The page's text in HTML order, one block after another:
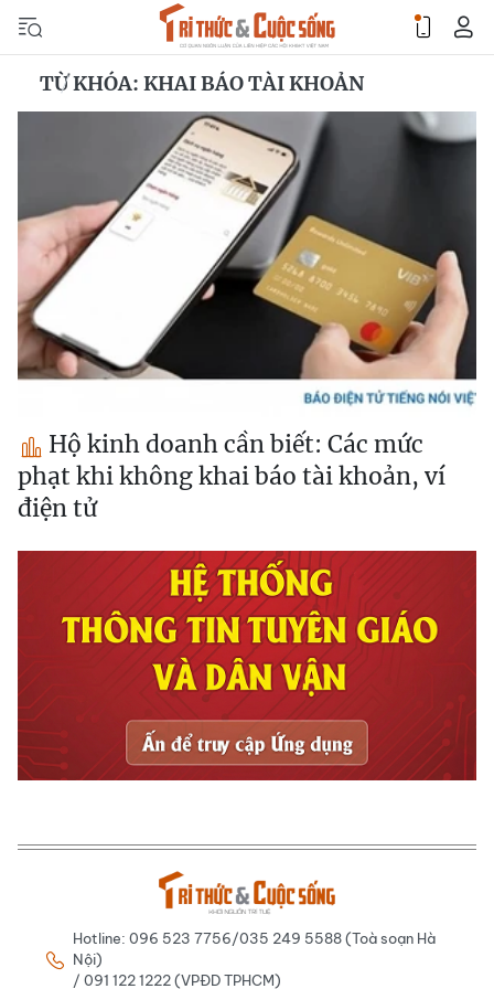
TỪ KHÓA: KHAI BÁO TÀI KHOẢN
Hộ kinh doanh cần biết: Các mức
phạt khi không khai báo tài khoản, ví
điện tử
Hotline: 096 523 7756/035 249 5588 (Toà soạn Hà
Nội)
/ 091 122 1222 (VPĐD TPHCM)